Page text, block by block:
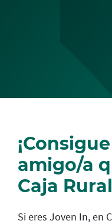
amigo/a
Caja
Si eres Joven In, en